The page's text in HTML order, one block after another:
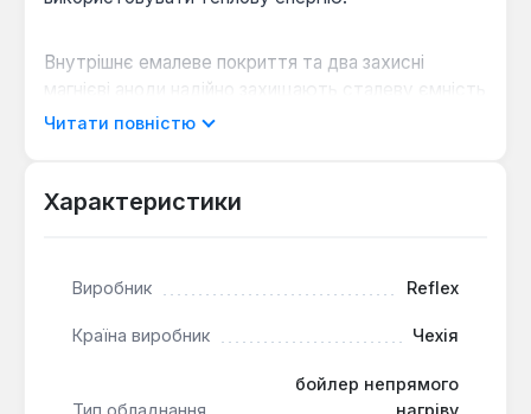
Внутрішнє емалеве покриття та два захисні
магнієві аноди надійно захищають сталеву ємність
від корозії, значно збільшуючи термін служби
прогрів всього об'єму води, а його оптимізована
теплообмінника 196 кВт та площа поверхні 7.0
м² забезпечують швидкий нагрів 2000 літрів
води за 36 хвилин.
Читати повністю
Характеристики
Виробник Reflex
Країна виробник Чехія
Тип обладнання
бойлер непрямого
нагріву